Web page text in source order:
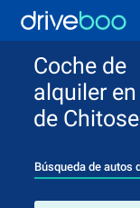
Coche de
alquiler
de Chitose
Búsqueda de autos